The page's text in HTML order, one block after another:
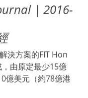
| 2016-
決方案的FIT Hon
由原定最少15億
億美元（約78億港